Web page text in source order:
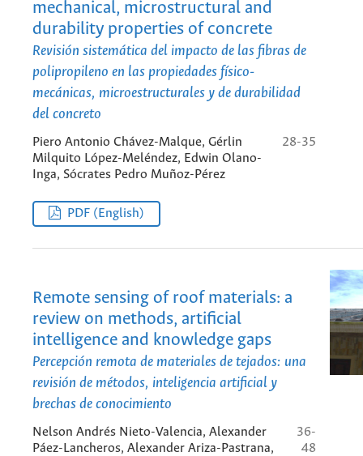
mechanical, microstructural and
durability properties of concrete
Revisión sistemática del impacto de las fibras de
polipropileno en las propiedades físico-
mecánicas, microestructurales y de durabilidad
del concreto
Piero Antonio Chávez-Malque, Gérlin
Milquito López-Meléndez, Edwin Olano-
Inga, Sócrates Pedro Muñoz-Pérez
28-35
PDF (English)
Remote sensing of roof materials: a
review on methods, artificial
intelligence and knowledge gaps
Percepción remota de materiales de tejados: una
revisión de métodos, inteligencia artificial y
brechas de conocimiento
Nelson Andrés Nieto-Valencia, Alexander
Páez-Lancheros, Alexander Ariza-Pastrana,
36-
48